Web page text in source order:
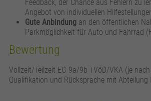
Feedback, der Chance aus Fehlern zu
Angebot von individuellen
Gute Anbindung an den öffentlichen
Parkmöglichkeit für Auto und Fahrrad
Bewertung
Vollzeit/Teilzeit EG 9a/9b TVöD/VKA (je
Qualifikation und Rücksprache mit Abteilung